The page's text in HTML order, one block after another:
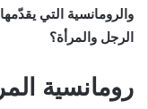
والرومانسية التي
الرجل والمرأة؟
رومانسية